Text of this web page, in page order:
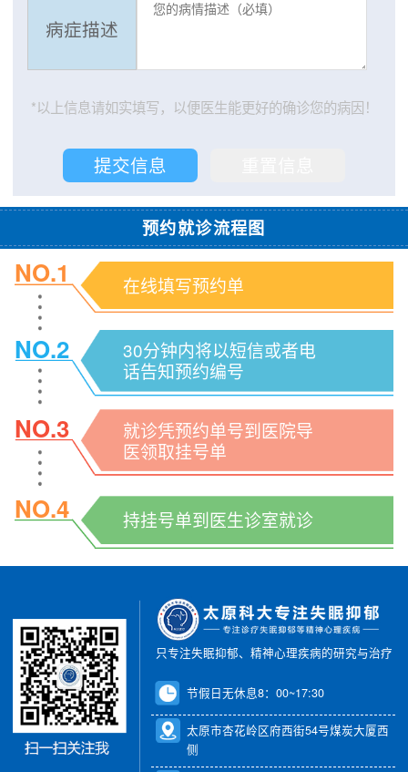
病症描述
*以上信息请如实填写，以便医生能更好的确诊您的病因！
预约就诊流程图
NO.1 在线填写预约单
NO.2
30分钟内将以短信或者电
话告知预约编号
NO.3
就诊凭预约单号到医院导
医领取挂号单
NO.4 持挂号单到医生诊室就诊
只专注失眠抑郁、精神心理疾病的研究与治疗
节假日无休息8：00~17:30
太原市杏花岭区府西街54号煤炭大厦西
侧